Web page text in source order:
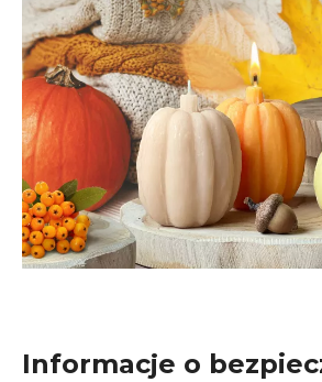
Informacje o